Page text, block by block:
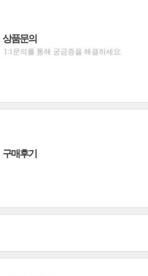
상품문의
1:1문의를 통해 궁금증을 해결하세요.
구매후기